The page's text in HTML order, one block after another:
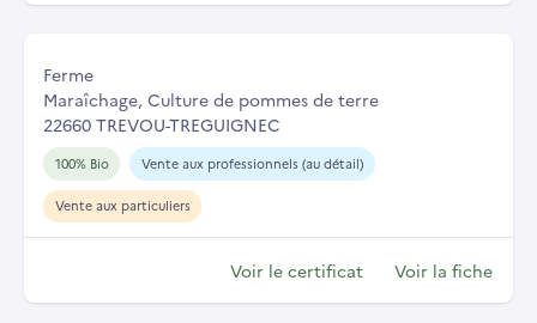
Ferme
Maraîchage, Culture de pommes de terre
22660 TREVOU-TREGUIGNEC
100% Bio Vente aux professionnels (au détail)
Vente aux particuliers
Voir le certificat Voir la fiche